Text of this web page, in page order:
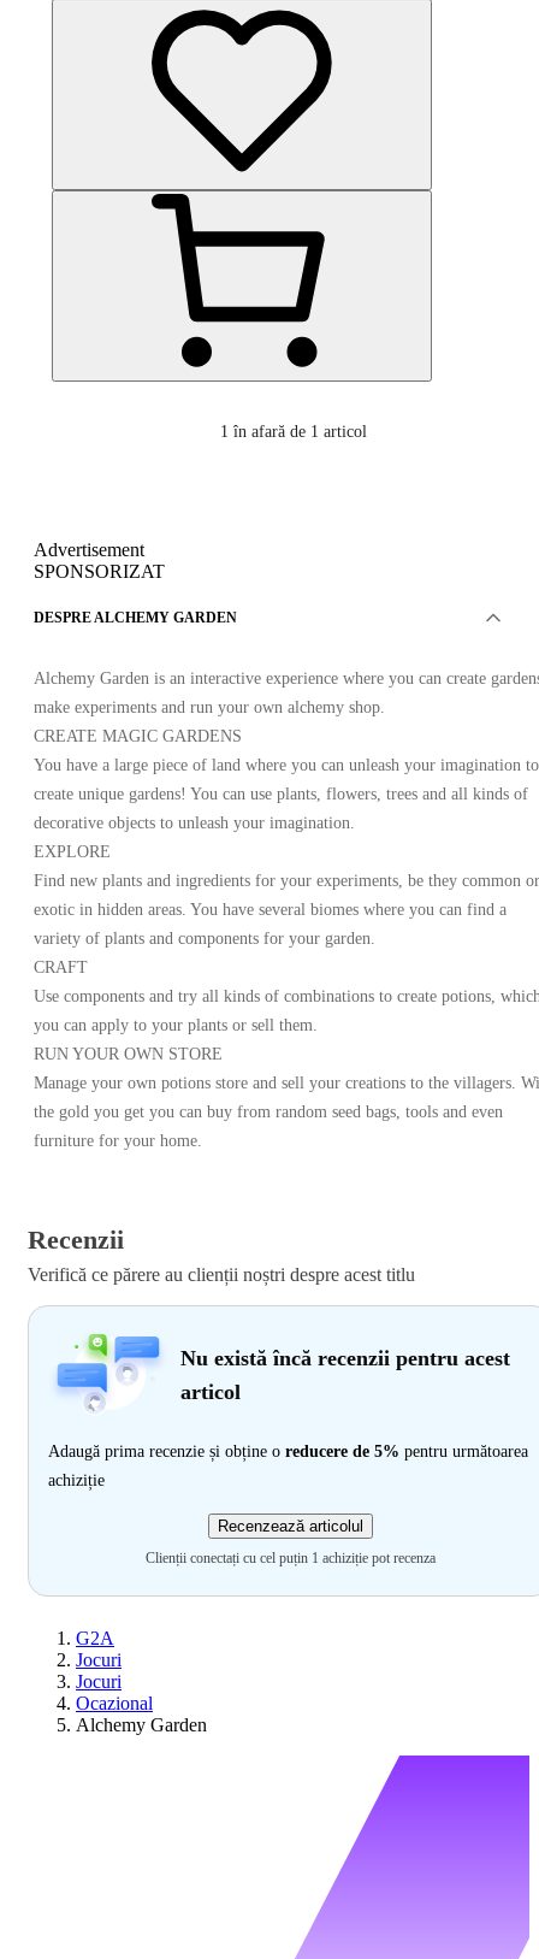
1 în afară de 1 articol
Advertisement
SPONSORIZAT
DESPRE ALCHEMY GARDEN
Alchemy Garden is an interactive experience where you can create
make experiments and run your own alchemy shop.
CREATE MAGIC GARDENS
You have a large piece of land where you can unleash your imagination to
create unique gardens! You can use plants, flowers, trees and all kinds of
decorative objects to unleash your imagination.
EXPLORE
Find new plants and ingredients for your experiments, be they common or
exotic in hidden areas. You have several biomes where you can find a
variety of plants and components for your garden.
CRAFT
Use components and try all kinds of combinations to create potions,
you can apply to your plants or sell them.
RUN YOUR OWN STORE
Manage your own potions store and sell your creations to the villagers.
the gold you get you can buy from random seed bags, tools and even
furniture for your home.
Recenzii
Verifică ce părere au clienții noștri despre acest titlu
Nu există încă recenzii pentru acest
articol
Adaugă prima recenzie și obține o reducere de 5% pentru următoarea
achiziție
Recenzează articolul
Clienții conectați cu cel puțin 1 achiziție pot recenza
G2A
Jocuri
Jocuri
Ocazional
Alchemy Garden